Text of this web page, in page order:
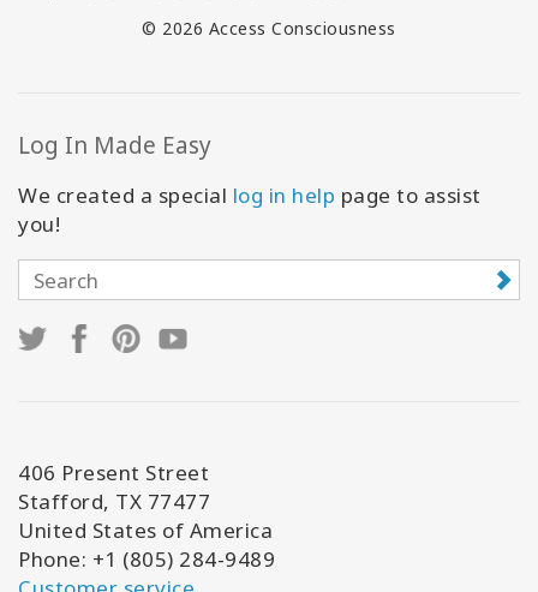
© 2026 Access Consciousness
Log In Made Easy
We created a special log in help page to assist
you!
406 Present Street
Stafford, TX 77477
United States of America
Phone: +1 (805) 284-9489